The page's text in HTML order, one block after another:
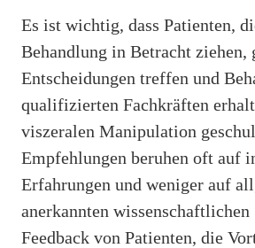
Es ist wichtig, dass Patienten,
Behandlung in Betracht
Entscheidungen treffen und
qualifizierten Fachkräften
viszeralen Manipulation
Empfehlungen beruhen oft auf
Erfahrungen und weniger auf
anerkannten wissenschaftlichen
Feedback von Patienten, die